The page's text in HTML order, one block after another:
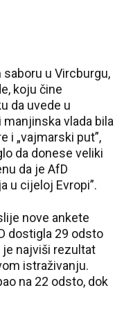
u Vircburgu,
koju čine
da uvede u
vlada bila
i „vajmarski put”,
da donese veliki
da je AfD
u cijeloj Evropi”.
nove ankete
dostigla 29 odsto
je najviši rezultat
istraživanju.
na 22 odsto, dok